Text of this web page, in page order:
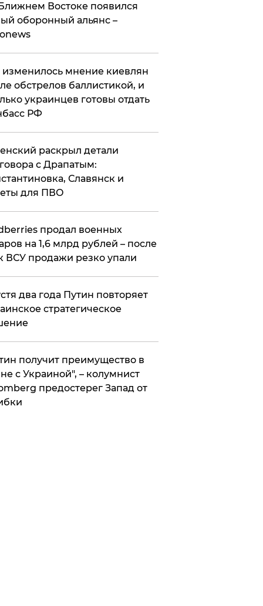
Востоке появился
оборонный альянс –
изменилось мнение киевлян
обстрелов баллистикой, и
украинцев готовы отдать
РФ
раскрыл детали
с Драпатым:
Славянск и
для ПВО
продал военных
на 1,6 млрд рублей – после
ВСУ продажи резко упали
два года Путин повторяет
стратегическое
получит преимущество в
с Украиной", – колумнист
предостерег Запад от